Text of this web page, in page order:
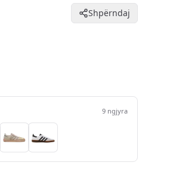
Shpërndaj
9 ngjyra